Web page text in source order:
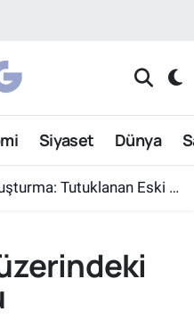
Siyaset Dünya
Yüzbaşı Burkay Karatepe Yer Gösterdi
ve Fikstür